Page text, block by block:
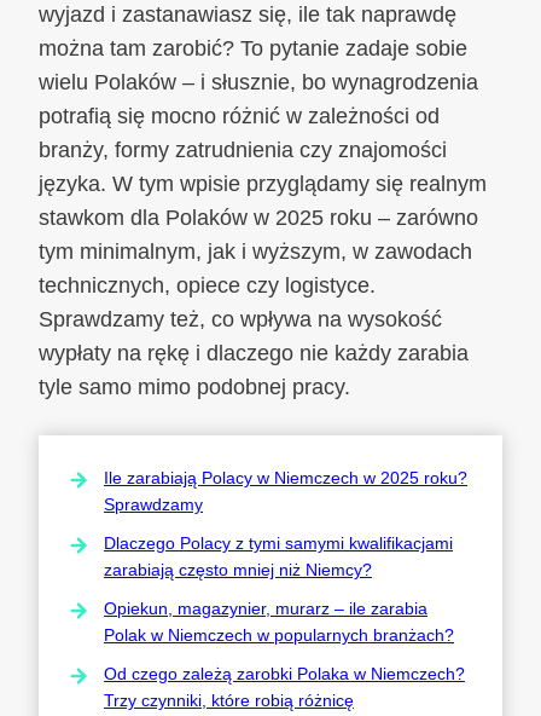
wyjazd i zastanawiasz się, ile tak naprawdę
można tam zarobić? To pytanie zadaje sobie
wielu Polaków – i słusznie, bo wynagrodzenia
potrafią się mocno różnić w zależności od
branży, formy zatrudnienia czy znajomości
języka. W tym wpisie przyglądamy się realnym
stawkom dla Polaków w 2025 roku – zarówno
tym minimalnym, jak i wyższym, w zawodach
technicznych, opiece czy logistyce.
Sprawdzamy też, co wpływa na wysokość
wypłaty na rękę i dlaczego nie każdy zarabia
tyle samo mimo podobnej pracy.
Ile zarabiają Polacy w Niemczech w 2025 roku?
Sprawdzamy
Dlaczego Polacy z tymi samymi kwalifikacjami
zarabiają często mniej niż Niemcy?
Opiekun, magazynier, murarz – ile zarabia
Polak w Niemczech w popularnych branżach?
Od czego zależą zarobki Polaka w Niemczech?
Trzy czynniki, które robią różnicę